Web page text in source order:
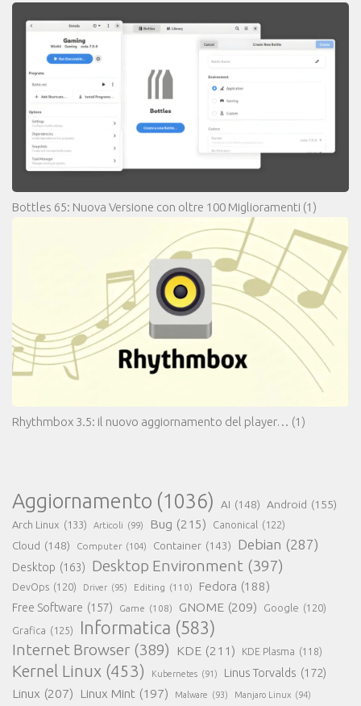
Bottles 65: Nuova Versione con oltre 100 Miglioramenti (1)
Rhythmbox 3.5: il nuovo aggiornamento del player… (1)
Aggiornamento (1036) AI (148) Android (155)
Arch Linux (133) Articoli (99) Bug (215) Canonical (122)
Cloud (148) Computer (104) Container (143) Debian (287)
Desktop (163) Desktop Environment (397)
DevOps (120) Driver (95) Editing (110) Fedora (188)
Free Software (157) Game (108) GNOME (209) Google (120)
Grafica (125) Informatica (583)
Internet Browser (389) KDE (211) KDE Plasma (118)
Kernel Linux (453) Kubernetes (91) Linus Torvalds (172)
Linux (207) Linux Mint (197) Malware (93) Manjaro Linux (94)